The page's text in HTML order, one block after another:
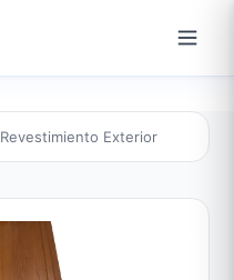
Revestimiento Exterior